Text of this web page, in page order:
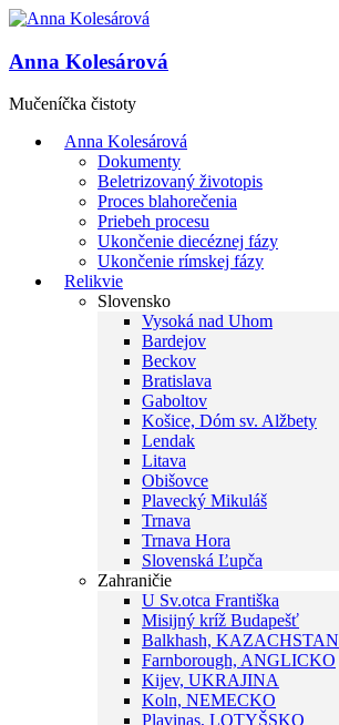
Anna Kolesárová
Mučeníčka čistoty
Anna Kolesárová
Dokumenty
Beletrizovaný životopis
Proces blahorečenia
Priebeh procesu
Ukončenie diecéznej fázy
Ukončenie rímskej fázy
Relikvie
Slovensko
Vysoká nad Uhom
Bardejov
Beckov
Bratislava
Gaboltov
Košice, Dóm sv. Alžbety
Lendak
Litava
Obišovce
Plavecký Mikuláš
Trnava
Trnava Hora
Slovenská Ľupča
Zahraničie
U Sv.otca Františka
Misijný kríž Budapešť
Balkhash, KAZACHSTAN
Farnborough, ANGLICKO
Kijev, UKRAJINA
Koln, NEMECKO
Pļaviņas, LOTYŠSKO